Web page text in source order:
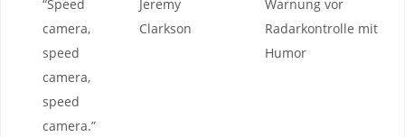
“Speed ​
camera,
speed
camera,
speed
camera.”
Jeremy
Clarkson
Warnung vor
Radarkontrolle mit
‌Humor